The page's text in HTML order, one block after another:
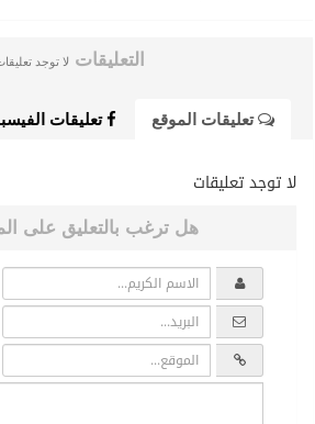
التعليقات لا توجد
تعليقات الموقع تعليقات
لا توجد تعليقات
هل ترغب بالتعليق على